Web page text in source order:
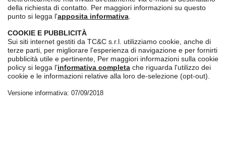
della richiesta di contatto. Per maggiori informazioni su questo
punto si legga l'apposita informativa
COOKIE E PUBBLICITÀ
Sui siti internet gestiti da TC&C s.r.l. utilizziamo cookie, anche di
terze parti, per migliorare l'esperienza di navigazione e per fornirti
pubblicità utile e pertinente, Per maggiori informazioni sulla cookie
policy si legga l'informativa completa che riguarda l'utilizzo dei
cookie e le informazioni relative alla loro de-selezione (opt-out).
Versione informativa: 07/09/2018